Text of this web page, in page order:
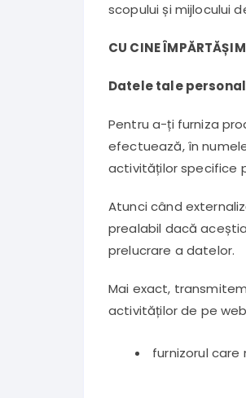
scopului și mijlocului
CU CINE ÎMPĂRTĂȘIM
Datele tale
Pentru a-ți furniza
efectuează, în
activităților specifice
Atunci când
prealabil dacă
prelucrare a datelor.
Mai exact,
activităților de pe
furnizorul